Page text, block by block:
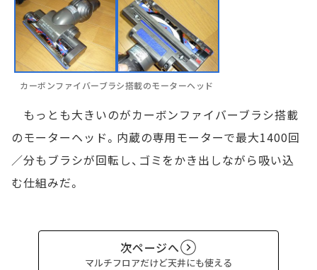
カーボンファイバーブラシ搭載のモーターヘッド
もっとも大きいのがカーボンファイバーブラシ搭載
のモーターヘッド。内蔵の専用モーターで最大1400回
／分もブラシが回転し、ゴミをかき出しながら吸い込
む仕組みだ。
次ページへ
マルチフロアだけど天井にも使える